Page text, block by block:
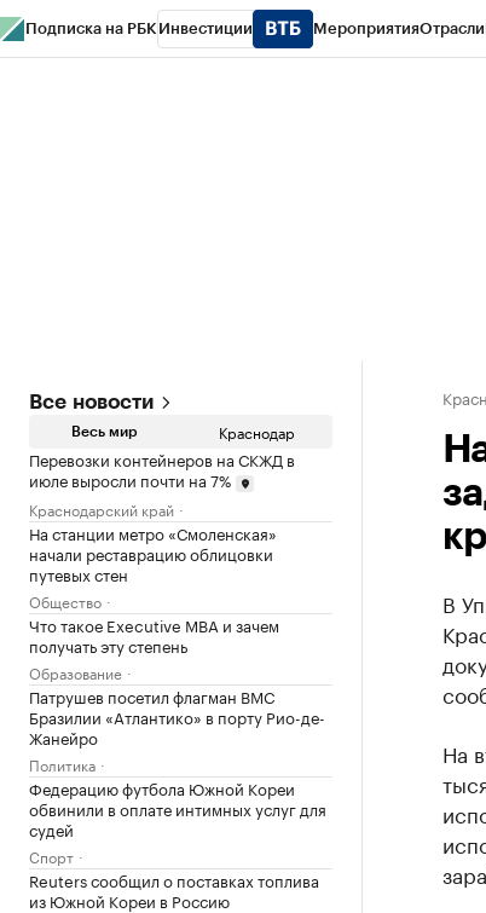
Подписка на РБК Инвестиции МероприятияОтрасли
Все новости
Весь мир Краснодар
Перевозки контейнеров на СКЖД в
июле выросли почти на 7%
Краснодарский край
На станции метро «Смоленская»
начали реставрацию облицовки
путевых стен
Общество
Что такое Executive MBA и зачем
получать эту степень
Образование
Патрушев посетил флагман ВМС
Бразилии «Атлантико» в порту Рио-де-
Жанейро
Политика
Федерацию футбола Южной Кореи
обвинили в оплате интимных услуг для
судей
Спорт
Reuters сообщил о поставках топлива
из Южной Кореи в Россию
В
На